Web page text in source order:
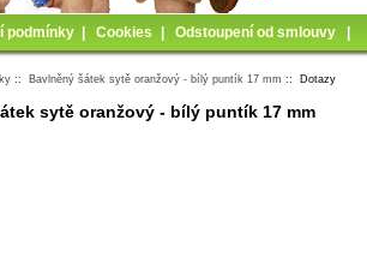
podmínky Cookies Odstoupení od smlouvy
:: Bavlněný šátek sytě oranžový - bílý puntík 17 mm :: Dotazy
sytě oranžový - bílý puntík 17 mm